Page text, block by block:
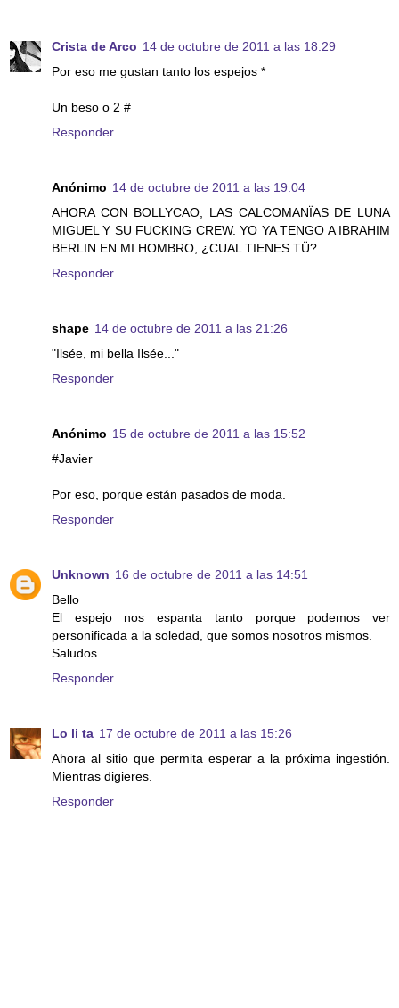
Crista de Arco 14 de octubre de 2011 a las 18:29
Por eso me gustan tanto los espejos *
Un beso o 2 #
Responder
Anónimo 14 de octubre de 2011 a las 19:04
AHORA CON BOLLYCAO, LAS CALCOMANÏAS DE LUNA
MIGUEL Y SU FUCKING CREW. YO YA TENGO A IBRAHIM
BERLIN EN MI HOMBRO, ¿CUAL TIENES TÜ?
Responder
shape 14 de octubre de 2011 a las 21:26
"Ilsée, mi bella Ilsée..."
Responder
Anónimo 15 de octubre de 2011 a las 15:52
#Javier
Por eso, porque están pasados de moda.
Responder
Unknown 16 de octubre de 2011 a las 14:51
Bello
El espejo nos espanta tanto porque podemos ver
personificada a la soledad, que somos nosotros mismos.
Saludos
Responder
Lo li ta 17 de octubre de 2011 a las 15:26
Ahora al sitio que permita esperar a la próxima ingestión.
Mientras digieres.
Responder